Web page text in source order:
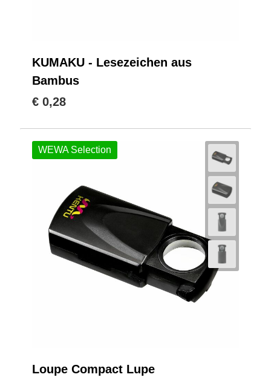
KUMAKU - Lesezeichen aus
Bambus
€ 0,28
WEWA Selection
Loupe Compact Lupe